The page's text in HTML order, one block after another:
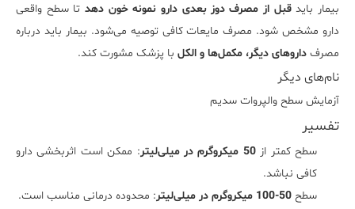
بیمار بایدقبل از مصرف دوز بعدی دارو نمونه خون دهدتا سطح واقعی
دارو مشخص شود. مصرف مایعات کافی توصیه می‌شود. بیمار باید درباره
مصرف داروهای دیگر، مکمل‌ها و الکل با پزشک مشورت کند.
نام‌های دیگر
آزمایش سطح والپروات سدیم
تفسیر
سطح کمتر از50 میکروگرم در میلی‌لیتر
: ممکن است اثربخشی دارو
کافی نباشد.
سطح 50-100 میکروگرم در میلی‌لیتر
: محدوده درمانی مناسب است.